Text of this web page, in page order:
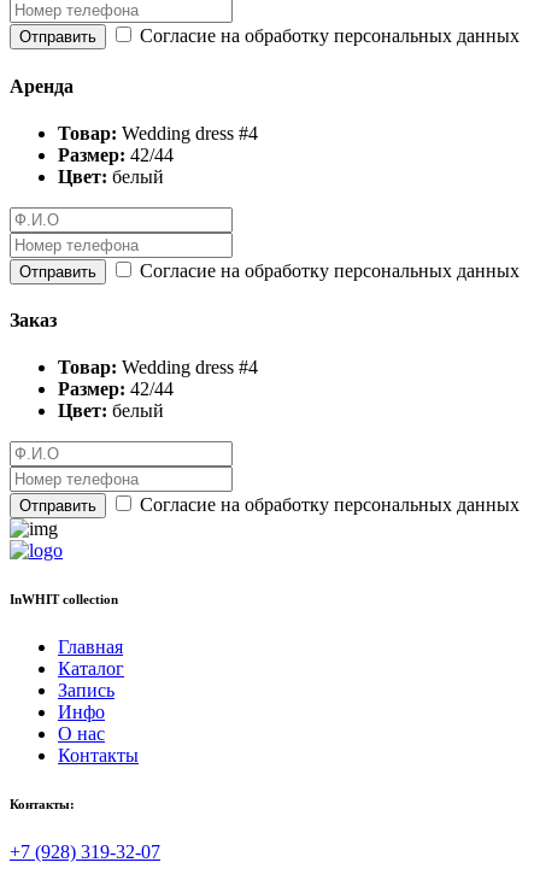
Отправить Согласие на обработку персональных данных
Аренда
Товар: Wedding dress #4
Размер: 42/44
Цвет: белый
Отправить Согласие на обработку персональных данных
Заказ
Товар: Wedding dress #4
Размер: 42/44
Цвет: белый
Отправить Согласие на обработку персональных данных
InWHIT collection
Главная
Каталог
Запись
Инфо
О нас
Контакты
Контакты:
+7 (928) 319-32-07